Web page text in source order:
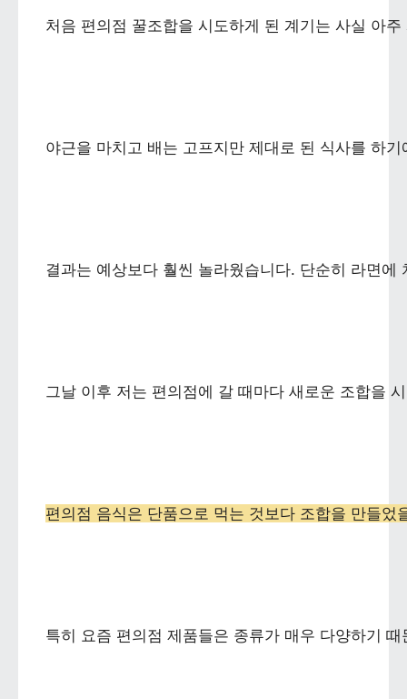
처음 편의점 꿀조합을 시도하게 된 계기는 사실 아
야근을 마치고 배는 고프지만 제대로 된 식사를 하
결과는 예상보다 훨씬 놀라웠습니다. 단순히 라면
그날 이후 저는 편의점에 갈 때마다 새로운 조합을
편의점 음식은 단품으로 먹는 것보다 조합을 만들
특히 요즘 편의점 제품들은 종류가 매우 다양하기